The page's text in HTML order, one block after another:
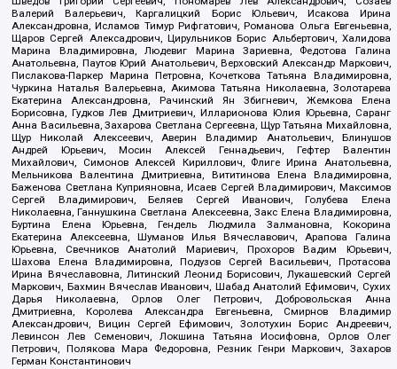
Валерий Валерьевич, Каргалицкий Борис Юльевич, Исакова Ирина
Александровна, Исламов Тимур Рифгатович, Романова Ольга Евгеньевна,
Щаров Сергей Алексадрович, Цирульников Борис Альбертович, Халидова
Марина Владимировна, Людевиг Марина Зариевна, Федотова Галина
Анатольевна, Паутов Юрий Анатольевич, Верховский Александр Маркович,
Пислакова-Паркер Марина Петровна, Кочеткова Татьяна Владимировна,
Чуркина Наталья Валерьевна, Акимова Татьяна Николаевна, Золотарева
Екатерина Александровна, Рачинский Ян Збигневич, Жемкова Елена
Борисовна, Гудков Лев Дмитриевич, Илларионова Юлия Юрьевна, Саранг
Анна Васильевна, Захарова Светлана Сергеевна, Щур Татьяна Михайловна,
Щур Николай Алексеевич, Аверин Владимир Анатольевич, Блинушов
Андрей Юрьевич, Мосин Алексей Геннадьевич, Гефтер Валентин
Михайлович, Симонов Алексей Кириллович, Флиге Ирина Анатольевна,
Мельникова Валентина Дмитриевна, Вититинова Елена Владимировна,
Баженова Светлана Куприяновна, Исаев Сергей Владимирович, Максимов
Сергей Владимирович, Беляев Сергей Иванович, Голубева Елена
Николаевна, Ганнушкина Светлана Алексеевна, Закс Елена Владимировна,
Буртина Елена Юрьевна, Гендель Людмила Залмановна, Кокорина
Екатерина Алексеевна, Шуманов Илья Вячеславович, Арапова Галина
Юрьевна, Свечников Анатолий Мариевич, Прохоров Вадим Юрьевич,
Шахова Елена Владимировна, Подузов Сергей Васильевич, Протасова
Ирина Вячеславовна, Литинский Леонид Борисович, Лукашевский Сергей
Маркович, Бахмин Вячеслав Иванович, Шабад Анатолий Ефимович, Сухих
Дарья Николаевна, Орлов Олег Петрович, Добровольская Анна
Дмитриевна, Королева Александра Евгеньевна, Смирнов Владимир
Александрович, Вицин Сергей Ефимович, Золотухин Борис Андреевич,
Левинсон Лев Семенович, Локшина Татьяна Иосифовна, Орлов Олег
Петрович, Полякова Мара Федоровна, Резник Генри Маркович, Захаров
Герман Константинович